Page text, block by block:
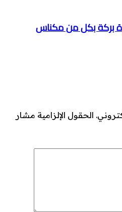
بركة بكل من مكناس
الحقول الإلزامية مشار